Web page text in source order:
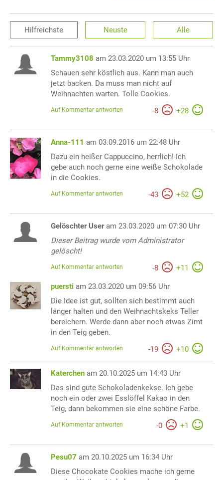
Hilfreichste Neuste Alle
Tammy3108 am 23.03.2020 um 13:55 Uhr
Schauen sehr köstlich aus. Kann man auch
jetzt backen. Da muss man nicht auf
Weihnachten warten. Tolle Cookies.
-8 +28
Auf Kommentar antworten
Anna-111 am 03.09.2016 um 22:48 Uhr
Dazu ein heißer Cappuccino, herrlich! Ich
gebe auch noch gerne eine weiße Schokolade
in die Cookies.
-43 +52
Auf Kommentar antworten
Gelöschter User am 23.03.2020 um 07:30 Uhr
Dieser Beitrag wurde vom Administrator
gelöscht!
-8 +11
Auf Kommentar antworten
puersti am 23.03.2020 um 09:56 Uhr
Die Idee ist gut, sollten sich bestimmt auch
länger halten und den Weihnachtskeks Teller
bereichern. Werde dann aber noch etwas Zimt
in den Teig geben.
-19 +10
Auf Kommentar antworten
Katerchen am 20.10.2025 um 14:43 Uhr
Das sind gute Schokoladenkekse. Ich gebe
noch ein oder zwei Esslöffel Kakao in den
Teig, dann bekommen sie eine schöne Farbe.
-0 +1
Auf Kommentar antworten
Pesu07 am 20.10.2025 um 16:34 Uhr
Diese Chocokate Cookies mache ich gerne